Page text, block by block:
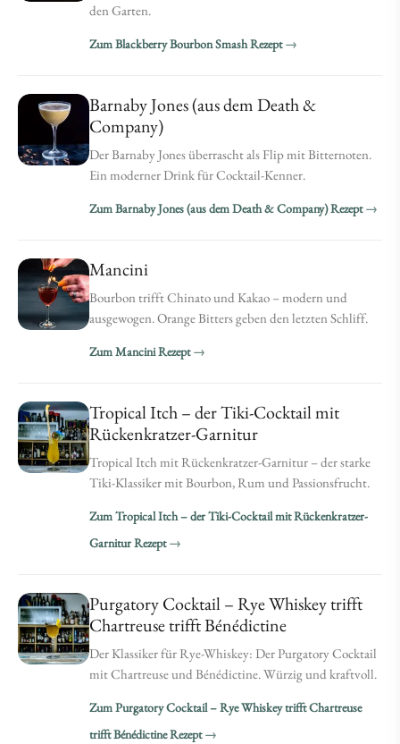
den Garten.
Zum Blackberry Bourbon Smash Rezept
Barnaby Jones (aus dem Death &
Company)
Der Barnaby Jones überrascht als Flip mit Bitternoten.
Ein moderner Drink für Cocktail-Kenner.
Zum Barnaby Jones (aus dem Death & Company) Rezept
Mancini
Bourbon trifft Chinato und Kakao – modern und
ausgewogen. Orange Bitters geben den letzten Schliff.
Zum Mancini Rezept
Tropical Itch – der Tiki-Cocktail mit
Rückenkratzer-Garnitur
Tropical Itch mit Rückenkratzer-Garnitur – der starke
Tiki-Klassiker mit Bourbon, Rum und Passionsfrucht.
Zum Tropical Itch – der Tiki-Cocktail mit Rückenkratzer-
Garnitur Rezept
Purgatory Cocktail – Rye Whiskey trifft
Chartreuse trifft Bénédictine
Der Klassiker für Rye-Whiskey: Der Purgatory Cocktail
mit Chartreuse und Bénédictine. Würzig und kraftvoll.
Zum Purgatory Cocktail – Rye Whiskey trifft Chartreuse
trifft Bénédictine Rezept